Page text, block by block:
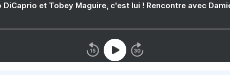
DiCaprio et Tobey Maguire, c'est lui ! Rencontre avec